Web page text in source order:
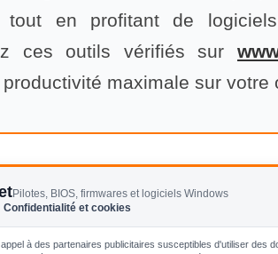
tout en profitant de
ces outils vérifiés sur www
maximale sur votre
Pilotes, BIOS, firmwares et logiciels Windows
Confidentialité et cookies
à des partenaires publicitaires susceptibles d'utiliser